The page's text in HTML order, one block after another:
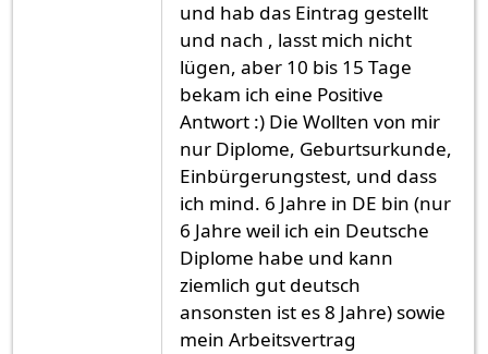
und hab das Eintrag gestellt
und nach , lasst mich nicht
lügen, aber 10 bis 15 Tage
bekam ich eine Positive
Antwort :) Die Wollten von mir
nur Diplome, Geburtsurkunde,
Einbürgerungstest, und dass
ich mind. 6 Jahre in DE bin (nur
6 Jahre weil ich ein Deutsche
Diplome habe und kann
ziemlich gut deutsch
ansonsten ist es 8 Jahre) sowie
mein Arbeitsvertrag